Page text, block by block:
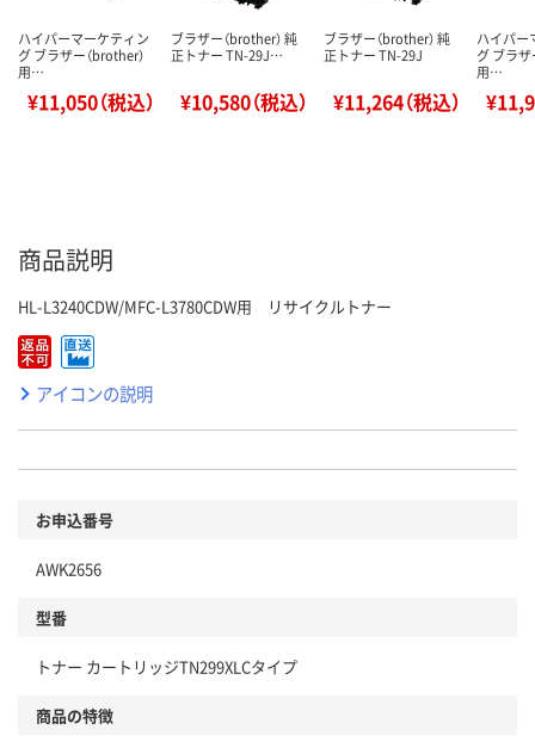
ハイパーマーケティン
グ ブラザー（brother）
用…
¥11,050（税込）
ブラザー（brother） 純
正トナー TN-29J…
¥10,580（税込）
ブラザー（brother） 純
正トナー TN-29J
¥11,264（税込）
ハイパー
グ ブラザ
用…
商品説明
HL-L3240CDW/MFC-L3780CDW用 リサイクルトナー
アイコンの説明
お申込番号
AWK2656
型番
トナー カートリッジTN299XLCタイプ
商品の特徴